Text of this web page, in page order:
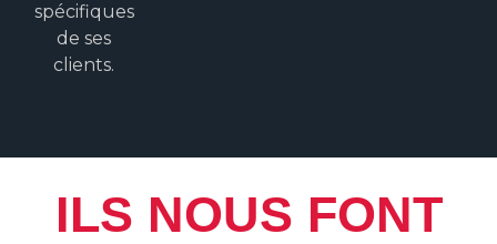
spécifiques
de ses
clients.
ILS NOUS FONT